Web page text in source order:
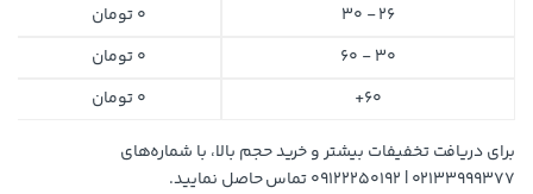
26 - 30
0تومان
30 - 60
0تومان
60+
0تومان
برای دریافت تخفیفات بیشتر و خرید حجم بالا، با شماره‌های
۰۲۱۳۳۹۹۹۳۷۷ | ۰۹۱۲۲۲۵۰۱۹۲ تماس حاصل نمایید.